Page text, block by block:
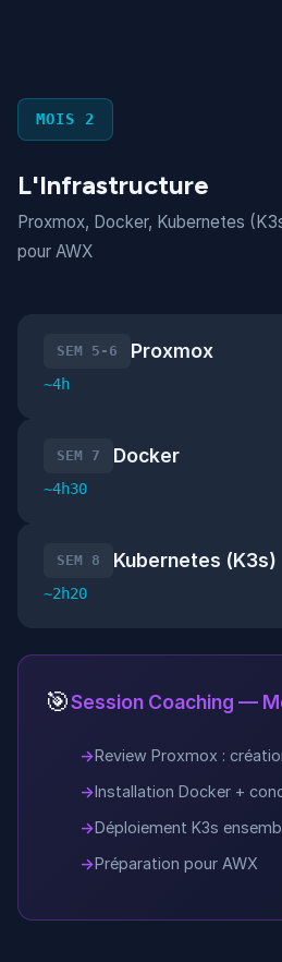
MOIS 2
L'Infrastructure
Proxmox, Docker, Kubernetes
pour AWX
SEM 5-6 Proxmox
~4h
SEM 7 Docker
~4h30
SEM 8 Kubernetes (K3s)
~2h20
🎯Session Coaching —
Review Proxmox :
Installation Docker +
Déploiement K3s
Préparation pour AWX